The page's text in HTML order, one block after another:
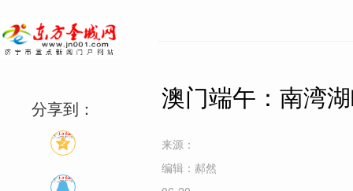
分享到： 澳门端午：南湾
来源：
编辑：郝然